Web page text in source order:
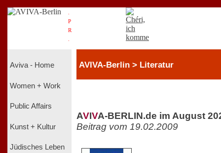
P
R
Aviva - Home
Women + Work
Public Affairs
Kunst + Kultur
Jüdisches Leben
AVIVA-Berlin > Literatur
AVIVA-BERLIN.de im August
Beitrag vom 19.02.2009